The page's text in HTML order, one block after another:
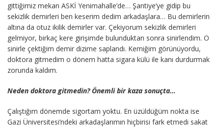
gittiğimiz mekan ASKİ Yenimahalle’de… Şantiye’ye gidip bu
sekizlik demirleri ben keserim dedim arkadaşlara… Bu demirlerin
altına da otuz ikilik demirler var. Çekiyorum sekizlik demirleri
gelmiyor, birkaç kere girişimde bulunduktan sonra sinirlendim. O
sinirle çektiğim demir dizime saplandı. Kemiğim görünüyordu,
doktora gitmedim o dönem hatta sigara külü ile kanı durdurmak
zorunda kaldım.
Neden doktora gitmedin? Önemli bir kaza sonuçta…
Çalıştığım dönemde sigortam yoktu. En üzüldüğüm nokta ise
Gazi Üniversitesi’ndeki arkadaşlarımın hiçbirisi fark etmedi sakat